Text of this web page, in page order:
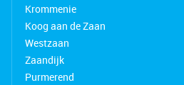
Krommenie
Koog aan de Zaan
Westzaan
Zaandijk
Purmerend